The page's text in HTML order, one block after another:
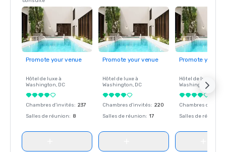
Promote your venue
Hôtel de luxe à
Washington, DC
Chambres d'invités: 237
Salles de réunion: 8
Promote your venue
Hôtel de luxe à
Washington, DC
Chambres d'invités: 220
Salles de réunion: 17
Promote your
Hôtel de luxe à
Washington
Chambres
Salles de réunion